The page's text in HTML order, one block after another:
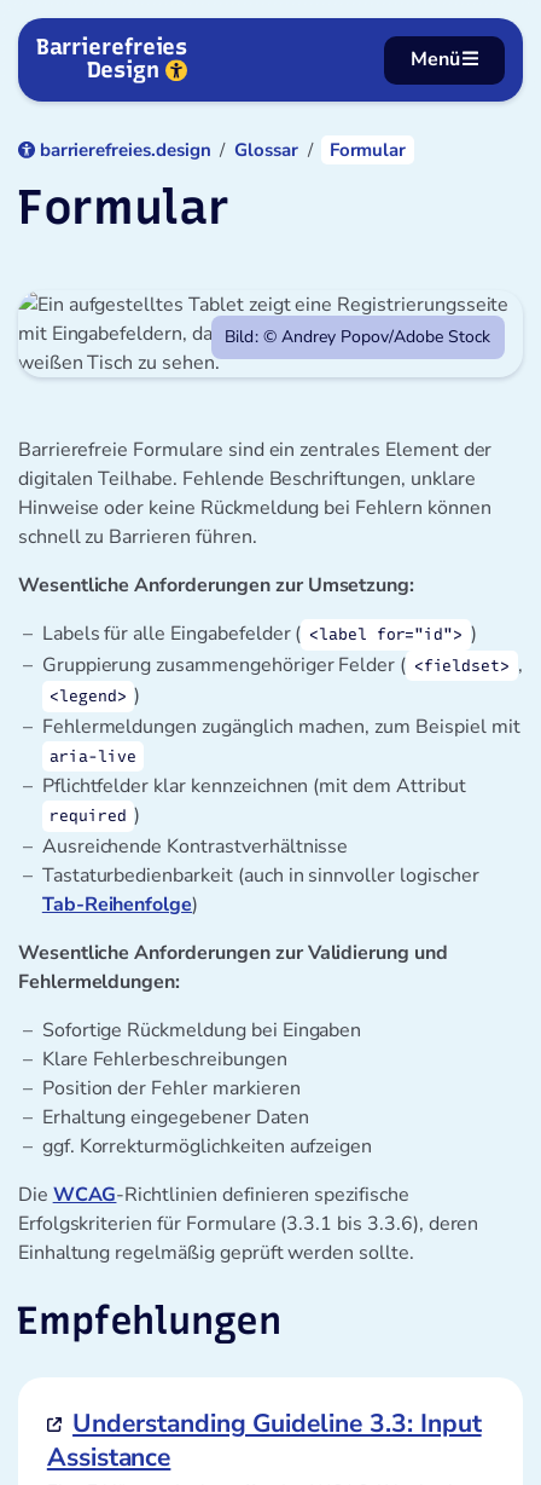
Zum Inhalt springen
Barrierefreies
Design
Menü
barrierefreies.design Glossar Formular
Formular
Bild: © Andrey Popov/Adobe Stock
Barrierefreie Formulare sind ein zentrales Element der
digitalen Teilhabe. Fehlende Beschriftungen, unklare
Hinweise oder keine Rückmeldung bei Fehlern können
schnell zu Barrieren führen.
Wesentliche Anforderungen zur Umsetzung:
Labels für alle Eingabefelder ( <label for="id"> )
Gruppierung zusammengehöriger Felder ( <fieldset> ,
<legend> )
Fehlermeldungen zugänglich machen, zum Beispiel mit
aria-live
Pflichtfelder klar kennzeichnen (mit dem Attribut
required )
Ausreichende Kontrastverhältnisse
Tastaturbedienbarkeit (auch in sinnvoller logischer
Tab-Reihenfolge)
Wesentliche Anforderungen zur Validierung und
Fehlermeldungen:
Sofortige Rückmeldung bei Eingaben
Klare Fehlerbeschreibungen
Position der Fehler markieren
Erhaltung eingegebener Daten
ggf. Korrekturmöglichkeiten aufzeigen
Die WCAG-Richtlinien definieren spezifische
Erfolgskriterien für Formulare (3.3.1 bis 3.3.6), deren
Einhaltung regelmäßig geprüft werden sollte.
Empfehlungen
Understanding Guideline 3.3: Input
Assistance